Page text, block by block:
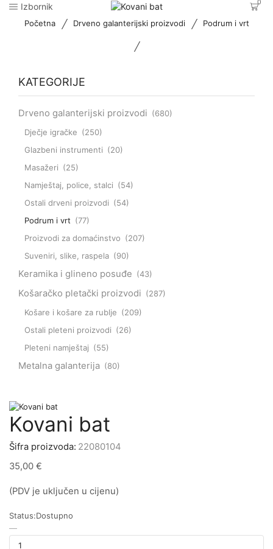
Izbornik 0
Početna / Drveno galanterijski proizvodi / Podrum i vrt
/
KATEGORIJE
Drveno galanterijski proizvodi (680)
Dječje igračke (250)
Glazbeni instrumenti (20)
Masažeri (25)
Namještaj, police, stalci (54)
Ostali drveni proizvodi (54)
Podrum i vrt (77)
Proizvodi za domaćinstvo (207)
Suveniri, slike, raspela (90)
Keramika i glineno posuđe (43)
Košaračko pletački proizvodi (287)
Košare i košare za rublje (209)
Ostali pleteni proizvodi (26)
Pleteni namještaj (55)
Metalna galanterija (80)
Kovani bat
Šifra proizvoda: 22080104
35,00 €
(PDV je uključen u cijenu)
Status:Dostupno